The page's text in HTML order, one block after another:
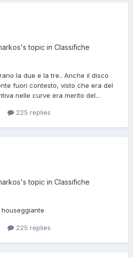
's topic in Classifiche
la due e la tre.. Anche il disco
fuori contesto, visto che era del
nelle curve era merito del...
225 replies
's topic in Classifiche
houseggiante
225 replies